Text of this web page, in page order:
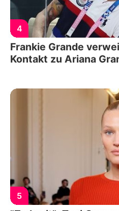
4
Frankie Grande
Kontakt zu Ariana
5